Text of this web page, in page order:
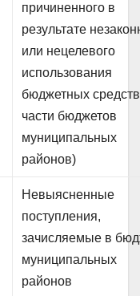
причиненного в
результате
или нецелевого
использования
бюджетных
части бюджетов
муниципальных
районов)
Невыясненные
поступления,
зачисляемые в
муниципальных
районов